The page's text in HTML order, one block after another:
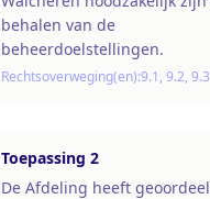
behalen van de
beheerdoelstellingen.
Rechtsoverweging(en):9.1, 9.2, 9.3
Toepassing 2
De Afdeling heeft